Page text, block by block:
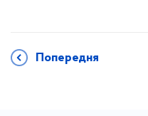
Попередня